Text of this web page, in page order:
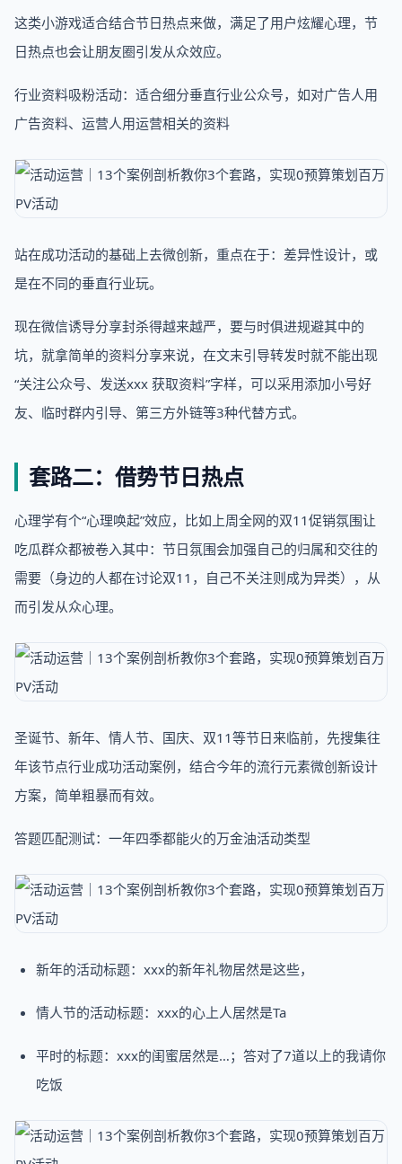
这类小游戏适合结合节日热点来做，满足了用户炫耀心理，节
日热点也会让朋友圈引发从众效应。
行业资料吸粉活动：适合细分垂直行业公众号，如对广告人用
广告资料、运营人用运营相关的资料
站在成功活动的基础上去微创新，重点在于：差异性设计，或
是在不同的垂直行业玩。
现在微信诱导分享封杀得越来越严，要与时俱进规避其中的
坑，就拿简单的资料分享来说，在文末引导转发时就不能出现
“关注公众号、发送xxx 获取资料”字样，可以采用添加小号好
友、临时群内引导、第三方外链等3种代替方式。
套路二：借势节日热点
心理学有个“心理唤起”效应，比如上周全网的双11促销氛围让
吃瓜群众都被卷入其中：节日氛围会加强自己的归属和交往的
需要（身边的人都在讨论双11，自己不关注则成为异类），从
而引发从众心理。
圣诞节、新年、情人节、国庆、双11等节日来临前，先搜集往
年该节点行业成功活动案例，结合今年的流行元素微创新设计
方案，简单粗暴而有效。
答题匹配测试：一年四季都能火的万金油活动类型
新年的活动标题：xxx的新年礼物居然是这些，
情人节的活动标题：xxx的心上人居然是Ta
平时的标题：xxx的闺蜜居然是…；答对了7道以上的我请你
吃饭